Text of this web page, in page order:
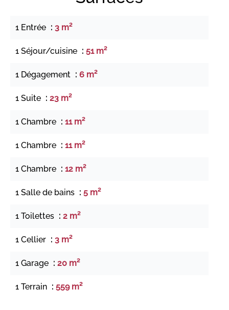
1 Entrée 3 m²
1 Séjour/cuisine 51 m²
1 Dégagement 6 m²
1 Suite 23 m²
1 Chambre 11 m²
1 Chambre 11 m²
1 Chambre 12 m²
1 Salle de bains 5 m²
1 Toilettes 2 m²
1 Cellier 3 m²
1 Garage 20 m²
1 Terrain 559 m²